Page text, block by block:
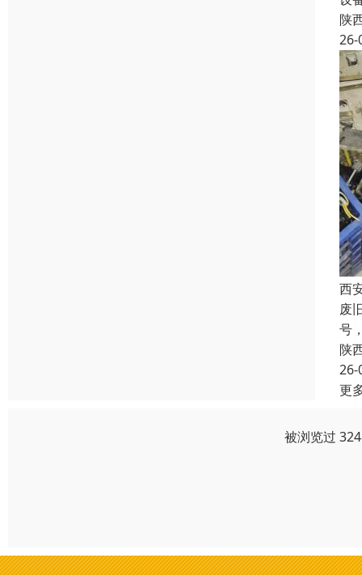
陕
26-
西
废
号
陕
26-
更
被浏览过